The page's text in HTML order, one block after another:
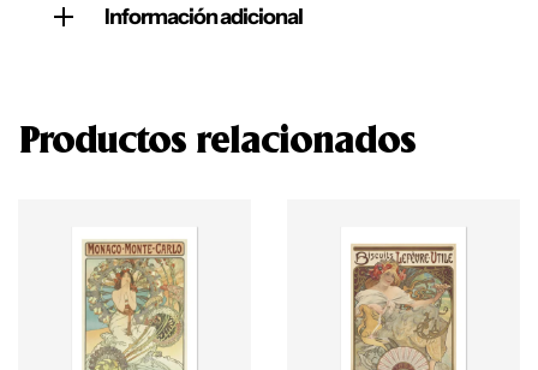
Información adicional
Productos relacionados